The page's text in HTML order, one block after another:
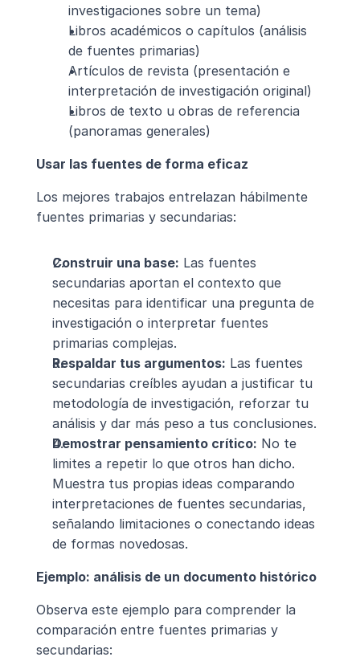
investigaciones sobre un tema)
Libros académicos o capítulos (análisis
de fuentes primarias)
Artículos de revista (presentación e
interpretación de investigación original)
Libros de texto u obras de referencia
(panoramas generales)
Usar las fuentes de forma eficaz
Los mejores trabajos entrelazan hábilmente
fuentes primarias y secundarias:
Construir una base: Las fuentes
secundarias aportan el contexto que
necesitas para identificar una pregunta de
investigación o interpretar fuentes
primarias complejas.
Respaldar tus argumentos: Las fuentes
secundarias creíbles ayudan a justificar tu
metodología de investigación, reforzar tu
análisis y dar más peso a tus conclusiones.
Demostrar pensamiento crítico: No te
limites a repetir lo que otros han dicho.
Muestra tus propias ideas comparando
interpretaciones de fuentes secundarias,
señalando limitaciones o conectando ideas
de formas novedosas.
Ejemplo: análisis de un documento histórico
Observa este ejemplo para comprender la
comparación entre fuentes primarias y
secundarias: